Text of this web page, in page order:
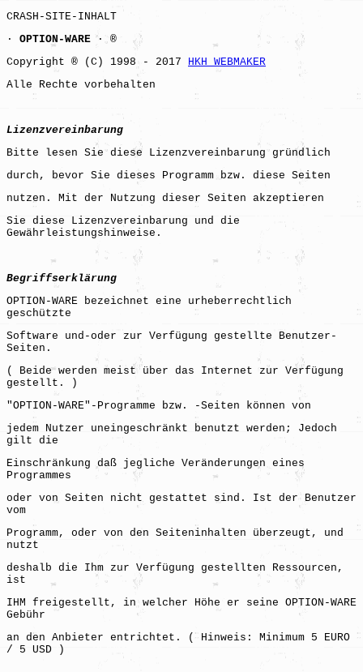
CRASH-SITE-INHALT
· OPTION-WARE · ®
Copyright ® (C) 1998 - 2017 HKH WEBMAKER
Alle Rechte vorbehalten
Lizenzvereinbarung
Bitte lesen Sie diese Lizenzvereinbarung gründlich
durch, bevor Sie dieses Programm bzw. diese Seiten
nutzen. Mit der Nutzung dieser Seiten akzeptieren
Sie diese Lizenzvereinbarung und die
Gewährleistungshinweise.
Begriffserklärung
OPTION-WARE bezeichnet eine urheberrechtlich
geschützte
Software und-oder zur Verfügung gestellte Benutzer-
Seiten.
( Beide werden meist über das Internet zur Verfügung
gestellt. )
"OPTION-WARE"-Programme bzw. -Seiten können von
jedem Nutzer uneingeschränkt benutzt werden; Jedoch
gilt die
Einschränkung daß jegliche Veränderungen eines
Programmes
oder von Seiten nicht gestattet sind. Ist der Benutzer
vom
Programm, oder von den Seiteninhalten überzeugt, und
nutzt
deshalb die Ihm zur Verfügung gestellten Ressourcen,
ist
IHM freigestellt, in welcher Höhe er seine OPTION-WARE
Gebühr
an den Anbieter entrichtet. ( Hinweis: Minimum 5 EURO
/ 5 USD )